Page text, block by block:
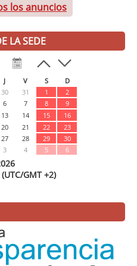
los anuncios
LA SEDE
J V S
D
30 31 1
2
6 7 8
9
13 14 15
16
20 21 22
23
27 28 29
30
3 4 5 6
(UTC/GMT +2)